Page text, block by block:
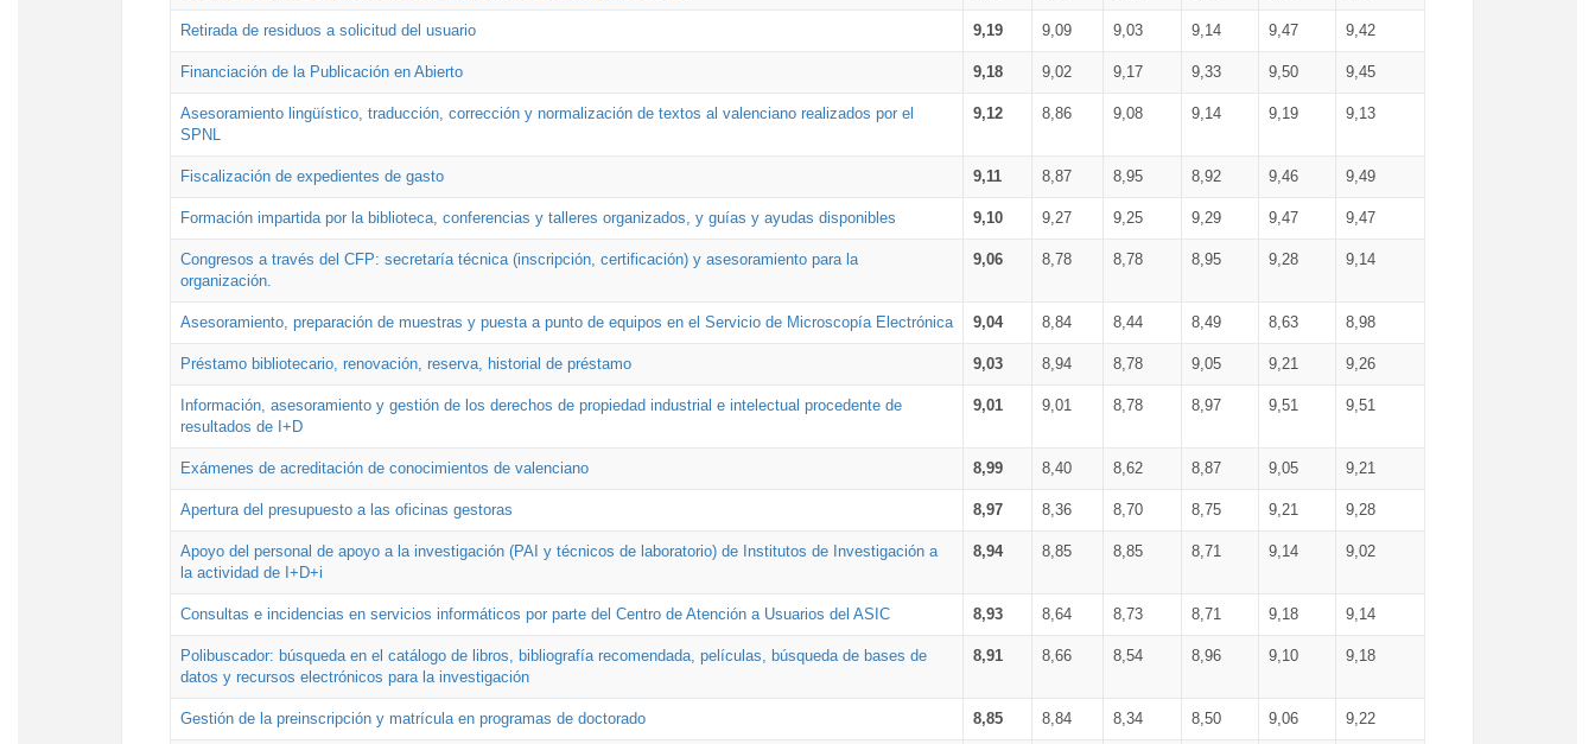
Retirada de residuos a solicitud del usuario 9,19 9,09 9,03 9,14 9,47 9,42
Financiación de la Publicación en Abierto 9,18 9,02 9,17 9,33 9,50 9,45
Asesoramiento lingüístico, traducción, corrección y normalización de textos al valenciano realizados por el
SPNL
9,12 8,86 9,08 9,14 9,19 9,13
Fiscalización de expedientes de gasto 9,11 8,87 8,95 8,92 9,46 9,49
Formación impartida por la biblioteca, conferencias y talleres organizados, y guías y ayudas disponibles 9,10 9,27 9,25 9,29 9,47 9,47
Congresos a través del CFP: secretaría técnica (inscripción, certificación) y asesoramiento para la
organización.
9,06 8,78 8,78 8,95 9,28 9,14
Asesoramiento, preparación de muestras y puesta a punto de equipos en el Servicio de Microscopía Electrónica 9,04 8,84 8,44 8,49 8,63 8,98
Préstamo bibliotecario, renovación, reserva, historial de préstamo 9,03 8,94 8,78 9,05 9,21 9,26
Información, asesoramiento y gestión de los derechos de propiedad industrial e intelectual procedente de
resultados de I+D
9,01 9,01 8,78 8,97 9,51 9,51
Exámenes de acreditación de conocimientos de valenciano 8,99 8,40 8,62 8,87 9,05 9,21
Apertura del presupuesto a las oficinas gestoras 8,97 8,36 8,70 8,75 9,21 9,28
Apoyo del personal de apoyo a la investigación (PAI y técnicos de laboratorio) de Institutos de Investigación a
la actividad de I+D+i
8,94 8,85 8,85 8,71 9,14 9,02
Consultas e incidencias en servicios informáticos por parte del Centro de Atención a Usuarios del ASIC 8,93 8,64 8,73 8,71 9,18 9,14
Polibuscador: búsqueda en el catálogo de libros, bibliografía recomendada, películas, búsqueda de bases de
datos y recursos electrónicos para la investigación
8,91 8,66 8,54 8,96 9,10 9,18
Gestión de la preinscripción y matrícula en programas de doctorado 8,85 8,84 8,34 8,50 9,06 9,22